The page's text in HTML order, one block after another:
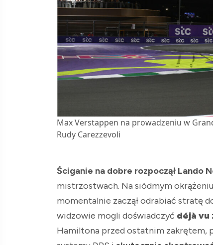
Max Verstappen na prowadzeniu w
Rudy Carezzevoli
Ściganie na dobre rozpoczął Lando
mistrzostwach. Na siódmym
momentalnie zaczął odrabiać stratę
widzowie mogli doświadczyć déjà vu
Hamiltona przed ostatnim zakrętem,